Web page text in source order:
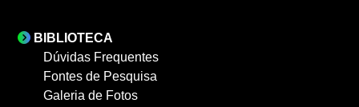
BIBLIOTECA
Dúvidas Frequentes
Fontes de Pesquisa
Galeria de Fotos